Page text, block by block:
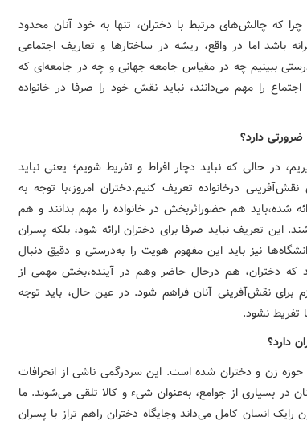
که چالش‌های مرتبط با دختران، تنها به خود آنان محدود
اما در واقع، ریشه در ساختارها و تعاریف اجتماعی
ببینیم چه در مقیاس جامعه جهانی و چه در جامعه‌ای که
را مهم می‌دانند، نباید نقش خود را صرفا در خانواده
دارد؟
در حالی که نباید دچار افراط و تفریط شویم‌؛ یعنی نباید
درخانواده تعریف کنیم.دختران امروز،با توجه به
شده،باید هم حضوراثربخش در خانواده را مهم بدانند و هم
تعریف نباید صرفا برای دختران ارائه شود، بلکه پسران
نیز باید این مفهوم هویت را به‌درستی و دقیق دنبال
که دختران، هم درحال حاضر وهم در آینده،بخش مهمی از
برای نقش‌آفرینی آنان فراهم شود. در عین حال، باید توجه
تفریط نشود.
دارد؟
زن و دختران شده است. این سردرگمی ناشی از انحرافات
در بسیاری از جوامع، به‌عنوان شیء و کالا تلقی می‌شوند. ما
رایک انسان کامل می‌داند وجایگاه دختران راهم ‌تراز با پسران